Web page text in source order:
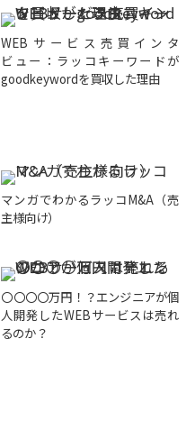
WEBサービス売買インタ
ビュー：ラッコキーワードが
goodkeywordを買収した理由
マンガでわかるラッコM&A（売
主様向け）
〇〇〇〇万円！？エンジニアが個
人開発したWEBサービスは売れ
るのか？